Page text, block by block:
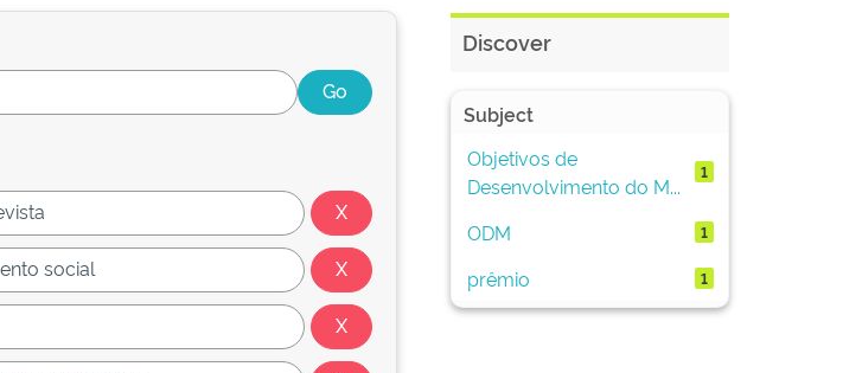
Discover
Subject
Objetivos de
Desenvolvimento do M...
1
ODM 1
prêmio 1